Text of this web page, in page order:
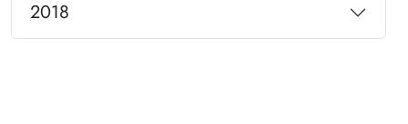
2018